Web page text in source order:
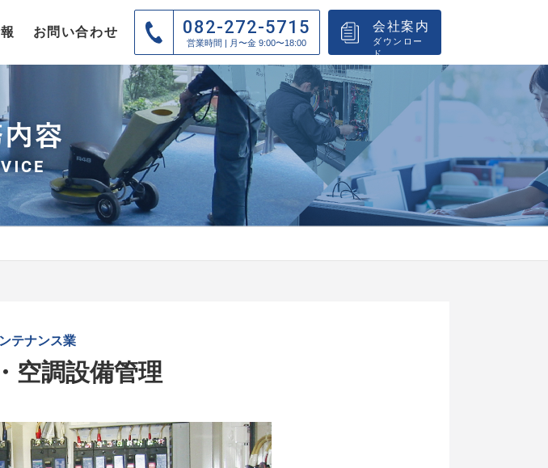
お問い合わせ 082-272-5715
営業時間 | 月〜金 9:00〜18:00
会社案内
ダウンロー
ド
テナンス業
空調設備管理